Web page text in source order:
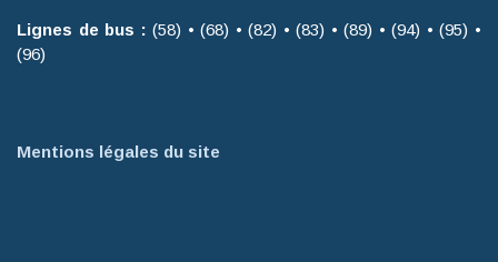
Lignes de bus : (58) • (68) • (82) • (83) • (89) • (94) • (95) •
(96)
Mentions légales du site